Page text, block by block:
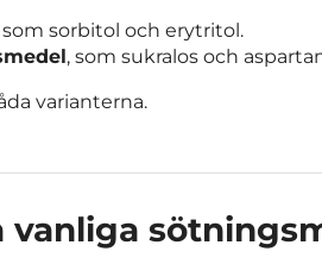
som sorbitol och erytritol.
, som sukralos och
varianterna.
vanliga